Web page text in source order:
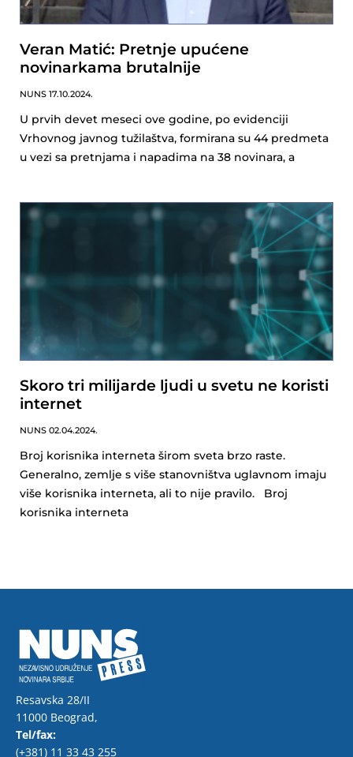
Veran Matić: Pretnje upućene
novinarkama brutalnije
NUNS 17.10.2024.
U prvih devet meseci ove godine, po evidenciji
Vrhovnog javnog tužilaštva, formirana su 44 predmeta
u vezi sa pretnjama i napadima na 38 novinara, a
Skoro tri milijarde ljudi u svetu ne koristi
internet
NUNS 02.04.2024.
Broj korisnika interneta širom sveta brzo raste.
Generalno, zemlje s više stanovništva uglavnom imaju
više korisnika interneta, ali to nije pravilo. Broj
korisnika interneta
Resavska 28/II
11000 Beograd,
Tel/fax:
(+381) 11 33 43 255